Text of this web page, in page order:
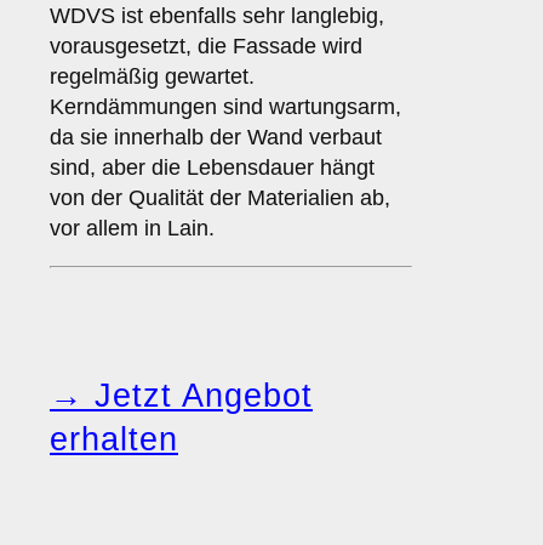
WDVS ist ebenfalls sehr langlebig,
vorausgesetzt, die Fassade wird
regelmäßig gewartet.
Kerndämmungen sind wartungsarm,
da sie innerhalb der Wand verbaut
sind, aber die Lebensdauer hängt
von der Qualität der Materialien ab,
vor allem in Lain.
→ Jetzt Angebot
erhalten